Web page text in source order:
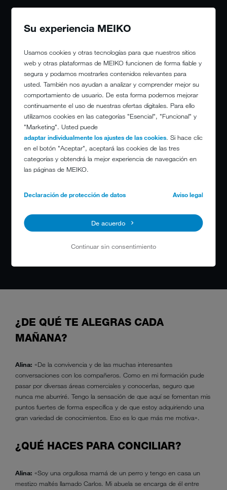
Su experiencia MEIKO
Usamos cookies y otras tecnologías para que nuestros sitios
web y otras plataformas de MEIKO funcionen de forma fiable y
segura y podamos mostrarles contenidos relevantes para
usted. También nos ayudan a analizar y comprender mejor su
comportamiento de usuario. De esta forma podemos mejorar
continuamente el uso de nuestras ofertas digitales. Para ello
utilizamos cookies en las categorías "Esencial", "Funcional" y
"Marketing". Usted puede
adaptar individualmente los ajustes de las cookies. Si hace clic
en el botón "Aceptar", aceptará las cookies de las tres
categorías y obtendrá la mejor experiencia de navegación en
las páginas de MEIKO.
Declaración de protección de datos Aviso legal
De acuerdo
Continuar sin consentimiento
grupo a la hora de comer y pasamos juntos
encontrado en MEIKO algunos nuevos
amigos. Tal y como están las cosas hoy en
día, me imagino envejeciendo aquí
¿DE QUÉ TE ALEGRAS CADA
MAÑANA?
Alina: «De la convivencia y de las muchas interesantes
conversaciones con los compañeros. Como en mi formación pude
pasar por diversas áreas comerciales y conocerlas, seguro que
nunca me aburriré. Tengo la sensación de que aquí se fomentan mis
puntos fuertes de forma específica y de que estoy adquiriendo una
gran variedad de conocimientos. Eso es lo que más me motiva».
¿QUÉ HACES PARA CONCILIAR?
Alina: «Soy una orgullosa mamá de un perro y tengo en casa un
mestizo maltés llamado Carlos. Mi abuela se encarga de él entre